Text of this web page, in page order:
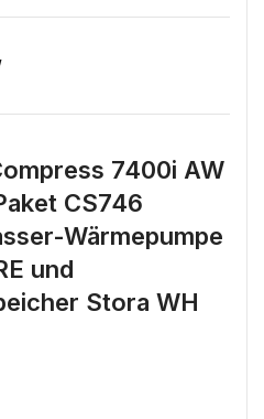
7400i AW
CS746
Wärmepumpe
und
Stora WH